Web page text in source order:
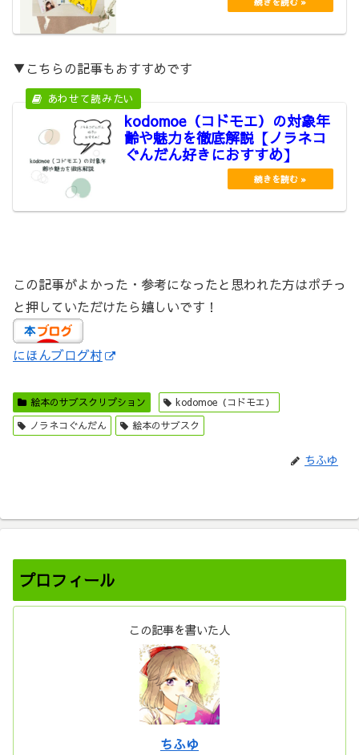
▼こちらの記事もおすすめです
kodomoe（コドモエ）の対象年
齢や魅力を徹底解説【ノラネコ
ぐんだん好きにおすすめ】
この記事がよかった・参考になったと思われた方はポチっ
と押していただけたら嬉しいです！
にほんブログ村
絵本のサブスクリプション
kodomoe（コドモエ）
ノラネコぐんだん
絵本のサブスク
ちふゆ
プロフィール
この記事を書いた人
ちふゆ